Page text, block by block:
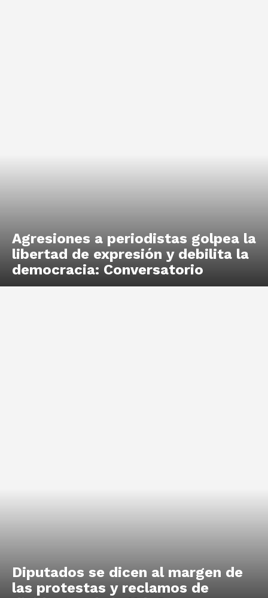
Agresiones a periodistas golpea la
libertad de expresión y debilita la
democracia: Conversatorio
Diputados se dicen al margen de
las protestas y reclamos de